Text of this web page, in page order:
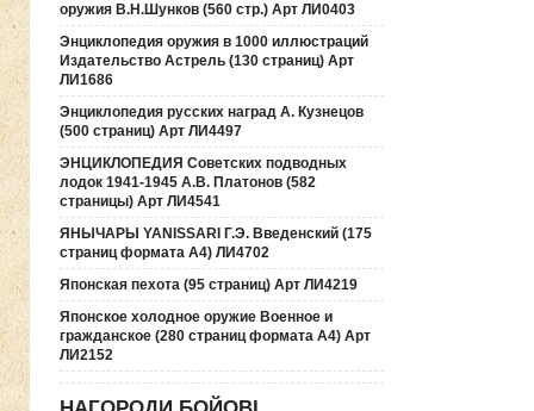
оружия В.Н.Шунков (560 стр.) Арт ЛИ0403
Энциклопедия оружия в 1000 иллюстраций
Издательство Астрель (130 страниц) Арт
ЛИ1686
Энциклопедия русских наград А. Кузнецов
(500 страниц) Арт ЛИ4497
ЭНЦИКЛОПЕДИЯ Советских подводных
лодок 1941-1945 А.В. Платонов (582
страницы) Арт ЛИ4541
ЯНЫЧАРЫ YANISSARI Г.Э. Введенский (175
страниц формата А4) ЛИ4702
Японская пехота (95 страниц) Арт ЛИ4219
Японское холодное оружие Военное и
гражданское (280 страниц формата А4) Арт
ЛИ2152